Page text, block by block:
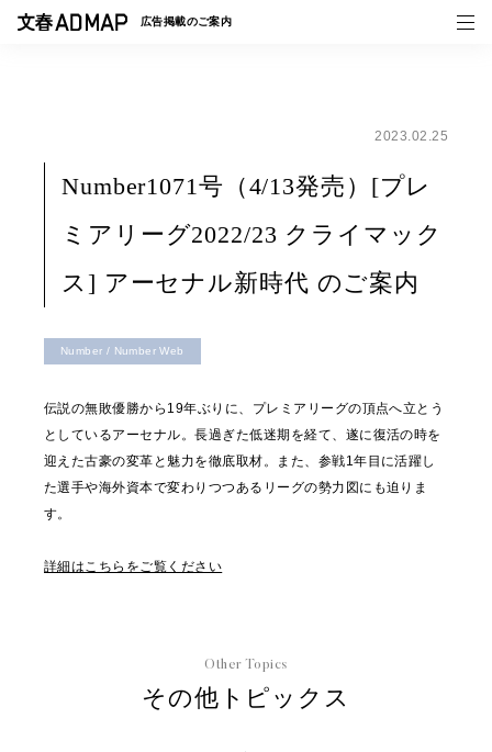
広告掲載のご案内
事例一覧
トピックス
2023.02.25
Number1071号（4/13発売）[プレ
ミアリーグ2022/23 クライマック
ス] アーセナル新時代 のご案内
Number / Number Web
伝説の無敗優勝から19年ぶりに、プレミアリーグの頂点へ立とう
としているアーセナル。長過ぎた低迷期を経て、遂に復活の時を
迎えた古豪の変革と魅力を徹底取材。また、参戦1年目に活躍し
た選手や海外資本で変わりつつあるリーグの勢力図にも迫りま
す。
詳細はこちらをご覧ください
Other Topics
その他トピックス